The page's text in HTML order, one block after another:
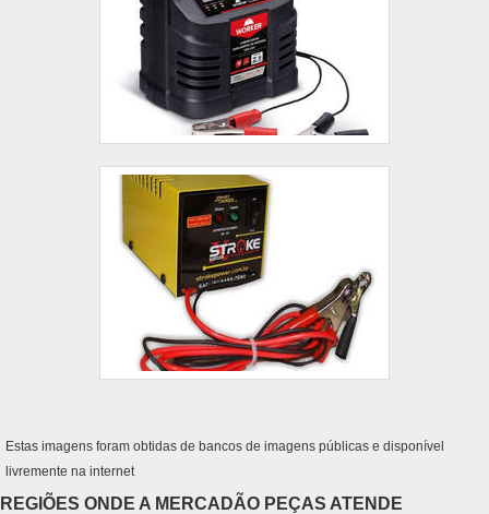
Estas imagens foram obtidas de bancos de imagens públicas e disponível
livremente na internet
REGIÕES ONDE A MERCADÃO PEÇAS ATENDE